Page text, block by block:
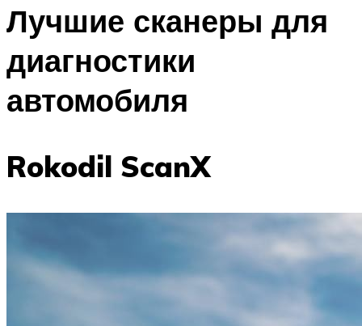
Лучшие сканеры для
диагностики
автомобиля
Rokodil ScanX